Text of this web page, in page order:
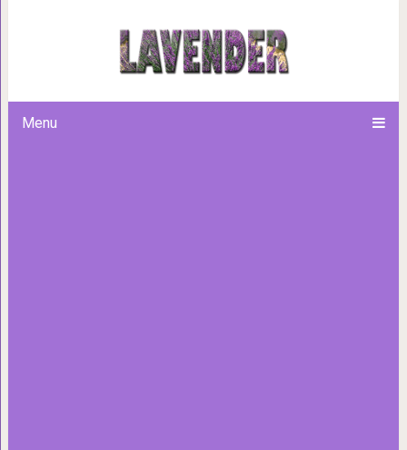
Menu
Трогательная дружба
подобранной